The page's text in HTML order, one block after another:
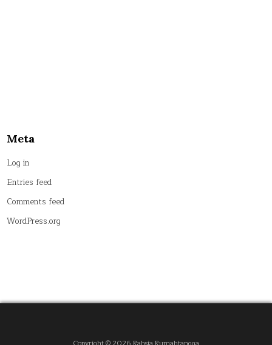
Meta
Log in
Entries feed
Comments feed
WordPress.org